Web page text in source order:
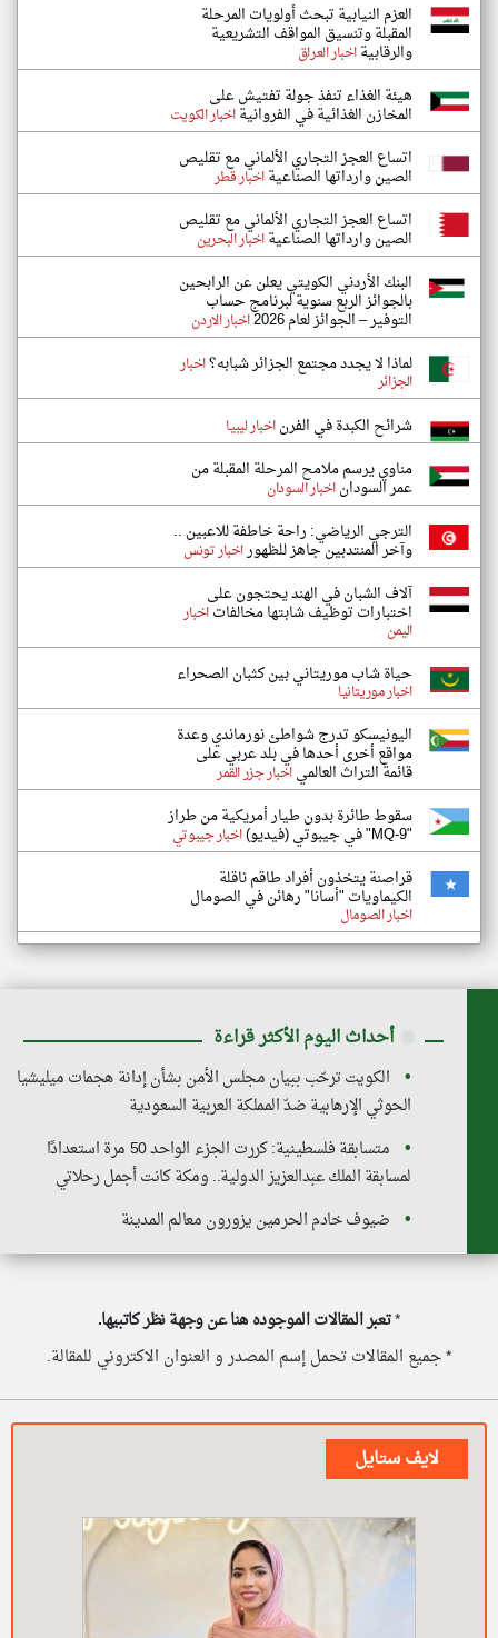
العزم النيابية تبحث أولويات المرحلة
المقبلة وتنسيق المواقف التشريعية
والرقابيةاخبار العراق
هيئة الغذاء تنفذ جولة تفتيش على
المخازن الغذائية في الفروانيةاخبار الكويت
اتساع العجز التجاري الألماني مع تقليص
الصين وارداتها الصناعيةاخبار قطر
اتساع العجز التجاري الألماني مع تقليص
الصين وارداتها الصناعيةاخبار البحرين
البنك الأردني الكويتي يعلن عن الرابحين
بالجوائز الربع سنوية لبرنامج حساب
التوفير – الجوائز لعام 2026 اخبار الاردن
لماذا لا يجدد مجتمع الجزائر شبابه؟اخبار
الجزائر
شرائح الكبدة في الفرناخبار ليبيا
مناوي يرسم ملامح المرحلة المقبلة من
عمر السوداناخبار السودان
الترجي الرياضي: راحة خاطفة للاعبين ..
وآخر المنتدبين جاهز للظهوراخبار تونس
آلاف الشبان في الهند يحتجون على
اختبارات توظيف شابتها مخالفاتاخبار
اليمن
حياة شاب موريتاني بين كثبان الصحراء
اخبار موريتانيا
اليونيسكو تدرج شواطئ نورماندي وعدة
مواقع أخرى أحدها في بلد عربي على
قائمة التراث العالمياخبار جزر القمر
سقوط طائرة بدون طيار أمريكية من طراز
"MQ-9" في جيبوتي (فيديو) اخبار جيبوتي
قراصنة يتخذون أفراد طاقم ناقلة
الكيماويات "أسانا" رهائن في الصومال
اخبار الصومال
أحداث اليوم الأكثر قراءة
الكويت ترحّب ببيان مجلس الأمن بشأن إدانة هجمات ميليشيا
الحوثي الإرهابية ضدّ المملكة العربية السعودية
متسابقة فلسطينية: كررت الجزء الواحد 50 مرة استعدادًا
لمسابقة الملك عبدالعزيز الدولية.. ومكة كانت أجمل رحلاتي
ضيوف خادم الحرمين يزورون معالم المدينة
*تعبر المقالات الموجوده هنا عن وجهة نظر كاتبيها.
* جميع المقالات تحمل إسم المصدر و العنوان الاكتروني للمقالة.
لايف ستايل